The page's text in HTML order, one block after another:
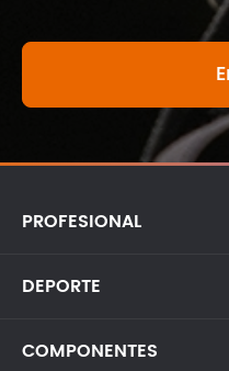
PROFESIONAL
DEPORTE
COMPONENTES